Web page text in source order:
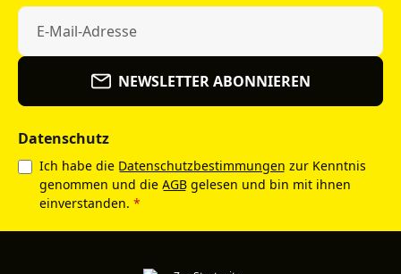
NEWSLETTER ABONNIEREN
Datenschutz
Ich habe die Datenschutzbestimmungen zur Kenntnis
genommen und die AGB gelesen und bin mit ihnen
einverstanden. *